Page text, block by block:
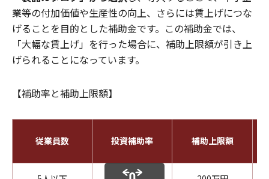
業等の付加価値や生産性の向上、さらには賃上げにつな
げることを目的とした補助金です。この補助金では、
「大幅な賃上げ」を行った場合に、補助上限額が引き上
げられることになっています。
【補助率と補助上限額】
従業員数 投資補助率 補助上限額